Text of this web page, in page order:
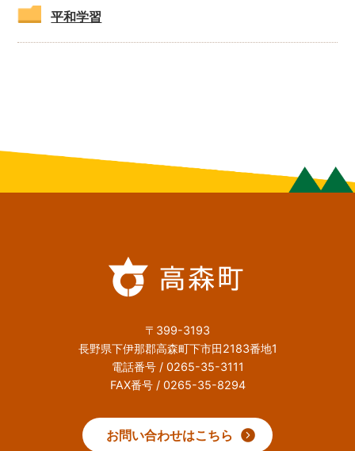
平和学習
〒399-3193
長野県下伊那郡高森町下市田2183番地1
電話番号 / 0265-35-3111
FAX番号 / 0265-35-8294
お問い合わせはこちら